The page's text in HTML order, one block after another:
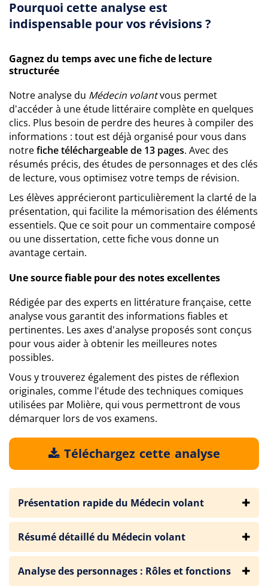
Pourquoi cette analyse est
indispensable pour vos révisions ?
Gagnez du temps avec une fiche de lecture
structurée
Notre analyse du Médecin volantvous permet
d'accéder à une étude littéraire complète en quelques
clics. Plus besoin de perdre des heures à compiler des
informations : tout est déjà organisé pour vous dans
notrefiche téléchargeable de 13 pages. Avec des
résumés précis, des études de personnages et des clés
de lecture, vous optimisez votre temps de révision.
Les élèves apprécieront particulièrement la clarté de la
présentation, qui facilite la mémorisation des éléments
essentiels. Que ce soit pour un commentaire composé
ou une dissertation, cette fiche vous donne un
avantage certain.
Une source fiable pour des notes excellentes
Rédigée par des experts en littérature française, cette
analyse vous garantit des informations fiables et
pertinentes. Les axes d'analyse proposés sont conçus
pour vous aider à obtenir les meilleures notes
possibles.
Vous y trouverez également des pistes de réflexion
originales, comme l'étude des techniques comiques
utilisées par Molière, qui vous permettront de vous
démarquer lors de vos examens.
Téléchargez cette analyse
Présentation rapide du Médecin volant
Résumé détaillé du Médecin volant
Analyse des personnages : Rôles et fonctions